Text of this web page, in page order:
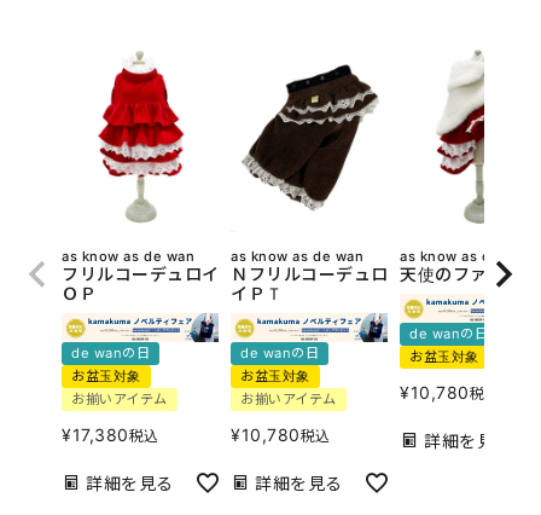
as know as de wan
フリルコーデュロイ
ＯＰ
de wanの日
お盆玉対象
お揃いアイテム
¥17,380税込
詳細を見る
as know as de wan
Ｎフリルコーデュロ
イＰＴ
de wanの日
お盆玉対象
お揃いアイテム
¥10,780税込
詳細を見る
as know as de wan
天使のファーケ
de wanの日
お盆玉対象
¥10,780税込
詳細を見る